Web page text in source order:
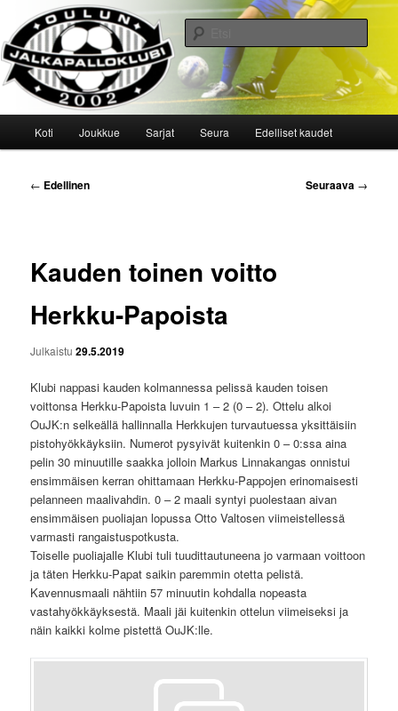
sisältöön
Oulun Jalkapalloklubi
Koti Joukkue Sarjat Seura Edelliset kaudet
Artikkelien
← Edellinen Seuraava →
Kauden toinen voitto
Herkku-Papoista
Julkaistu29.5.2019
Klubi nappasi kauden kolmannessa pelissä kauden toisen
voittonsa Herkku-Papoista luvuin 1 – 2 (0 – 2). Ottelu alkoi
OuJK:n selkeällä hallinnalla Herkkujen turvautuessa yksittäisiin
pistohyökkäyksiin. Numerot pysyivät kuitenkin 0 – 0:ssa aina
pelin 30 minuutille saakka jolloin Markus Linnakangas onnistui
ensimmäisen kerran ohittamaan Herkku-Pappojen erinomaisesti
pelanneen maalivahdin. 0 – 2 maali syntyi puolestaan aivan
ensimmäisen puoliajan lopussa Otto Valtosen viimeistellessä
varmasti rangaistuspotkusta.
Toiselle puoliajalle Klubi tuli tuudittautuneena jo varmaan voittoon
ja täten Herkku-Papat saikin paremmin otetta pelistä.
Kavennusmaali nähtiin 57 minuutin kohdalla nopeasta
vastahyökkäyksestä. Maali jäi kuitenkin ottelun viimeiseksi ja
näin kaikki kolme pistettä OuJK:lle.